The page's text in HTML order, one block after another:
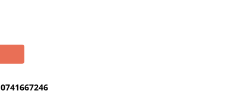
0741667246